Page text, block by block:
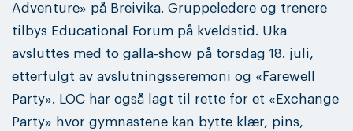
Adventure» på Breivika. Gruppeledere og trenere
tilbys Educational Forum på kveldstid. Uka
avsluttes med to galla-show på torsdag 18. juli,
etterfulgt av avslutningsseremoni og «Farewell
Party». LOC har også lagt til rette for et «Exchange
Party» hvor gymnastene kan bytte klær, pins,